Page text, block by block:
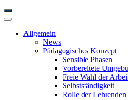
Allgemein
News
Pädagogisches Konzept
Sensible Phasen
Vorbereitete
Freie Wahl der
Selbstständigkeit
Rolle der Lehrenden